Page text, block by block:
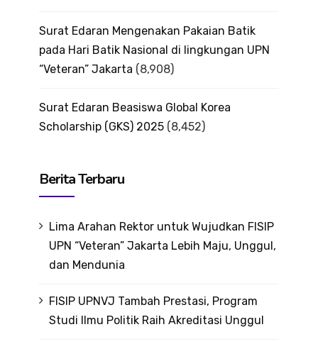
Surat Edaran Mengenakan Pakaian Batik
pada Hari Batik Nasional di lingkungan UPN
“Veteran” Jakarta (8,908)
Surat Edaran Beasiswa Global Korea
Scholarship (GKS) 2025 (8,452)
Berita Terbaru
Lima Arahan Rektor untuk Wujudkan FISIP
UPN “Veteran” Jakarta Lebih Maju, Unggul,
dan Mendunia
FISIP UPNVJ Tambah Prestasi, Program
Studi Ilmu Politik Raih Akreditasi Unggul